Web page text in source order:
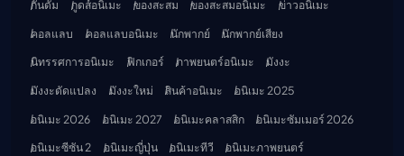
กันดั้ม
กูดส์อนิเมะ ของสะสม ของสะสมอนิเมะ
ข่าวอนิเมะ
คอลแลบ
คอลแลบอนิเมะ นักพากย์
นักพากย์เสียง
นิทรรศการอนิเมะ
ฟิกเกอร์ ภาพยนตร์อนิเมะ
มังงะ
มังงะดัดแปลง
มังงะใหม่ สินค้าอนิเมะ
อนิเมะ 2025
อนิเมะ 2026
อนิเมะ 2027 อนิเมะคลาสสิก
อนิเมะซัมเมอร์ 2026
อนิเมะซีซัน 2
อนิเมะญี่ปุ่น อนิเมะทีวี
อนิเมะภาพยนตร์